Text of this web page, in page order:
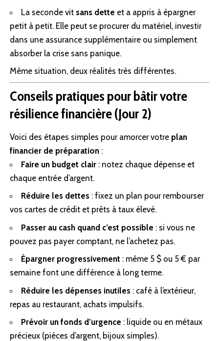
La seconde vit sans dette et a appris à épargner
petit à petit. Elle peut se procurer du matériel, investir
dans une assurance supplémentaire ou simplement
absorber la crise sans panique.
Même situation, deux réalités très différentes.
Conseils pratiques pour bâtir votre
résilience financière (Jour 2)
Voici des étapes simples pour amorcer votre plan
financier de préparation :
Faire un budget clair : notez chaque dépense et
chaque entrée d’argent.
Réduire les dettes : fixez un plan pour rembourser
vos cartes de crédit et prêts à taux élevé.
Passer au cash quand c’est possible : si vous ne
pouvez pas payer comptant, ne l’achetez pas.
Épargner progressivement : même 5 $ ou 5 € par
semaine font une différence à long terme.
Réduire les dépenses inutiles : café à l’extérieur,
repas au restaurant, achats impulsifs.
Prévoir un fonds d’urgence : liquide ou en métaux
précieux (pièces d’argent, bijoux simples).